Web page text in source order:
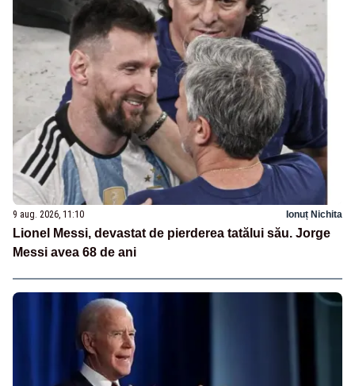
9 aug. 2026, 11:10 Ionuț Nichita
Lionel Messi, devastat de pierderea tatălui său. Jorge
Messi avea 68 de ani